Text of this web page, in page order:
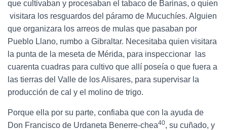
que cultivaban y procesaban el tabaco de Barinas, o quien
visitara los resguardos del páramo de Mucuchíes. Alguien
que organizara los arreos de mulas que pasaban por
Pueblo Llano, rumbo a Gibraltar. Necesitaba quien visitara
la punta de la meseta de Mérida, para inspeccionar las
cuarenta cuadras para cultivo que allí poseía o que fuera a
las tierras del Valle de los Alisares, para supervisar la
producción de cal y el molino de trigo.
Porque ella por su parte, confiaba que con la ayuda de
Don Francisco de Urdaneta Benerre-chea40, su cuñado, y